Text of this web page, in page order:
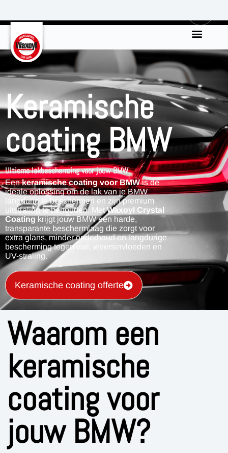
Keramische
coating BMW
Ultieme lakbescherming voor jouw BMW
Eenkeramische coating voor BMWis de
ideale oplossing om de lak van je BMW
langdurig te beschermen en zijn premium
uitstraling te behouden. MetWaxoyl Crystal
Coatingkrijgt jouw BMW een harde,
transparante beschermlaag die zorgt voor
extra glans, minder onderhoud en langdurige
bescherming tegen vuil, weersinvloeden en
UV-straling.
Keramische coating offerte
Waarom een
keramische
coating voor
jouw BMW?